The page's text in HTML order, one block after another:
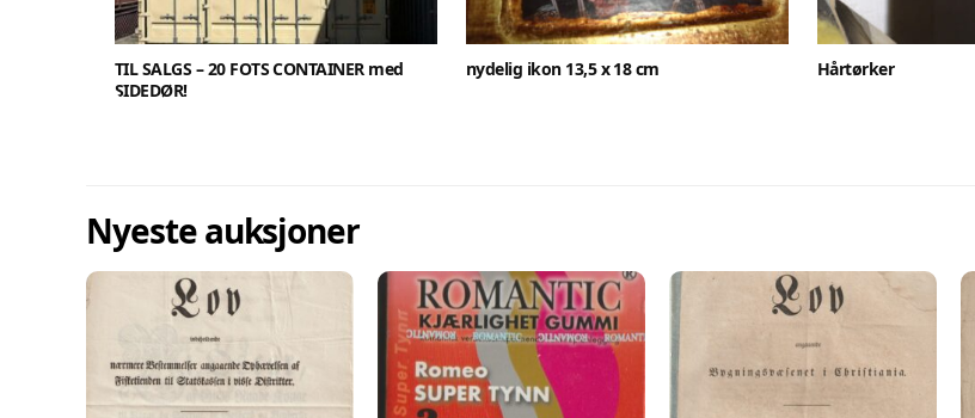
TIL SALGS – 20 FOTS CONTAINER med
SIDEDØR!
nydelig ikon 13,5 x 18 cm Hårtørker
Nyeste auksjoner